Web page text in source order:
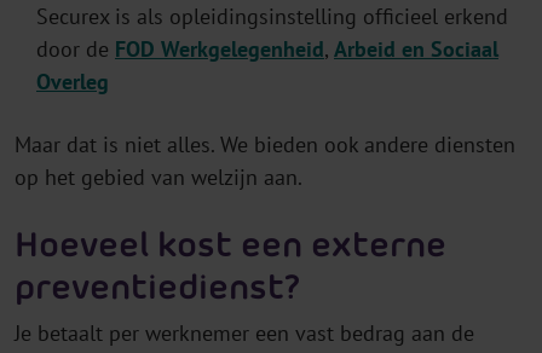
Securex is als opleidingsinstelling officieel erkend
door de FOD Werkgelegenheid, Arbeid en Sociaal
Overleg
Maar dat is niet alles. We bieden ook andere diensten
op het gebied van welzijn aan.
Hoeveel kost een externe
preventiedienst?
Je betaalt per werknemer een vast bedrag aan de